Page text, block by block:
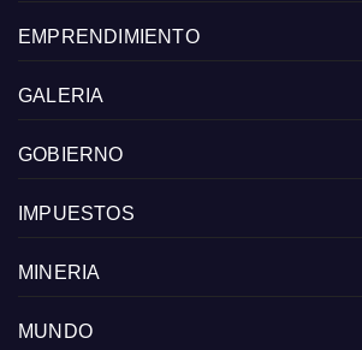
EMPRENDIMIENTO
GALERIA
GOBIERNO
IMPUESTOS
MINERIA
MUNDO